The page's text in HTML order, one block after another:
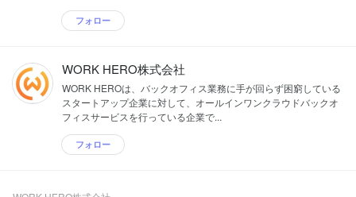
フォロー
WORK HERO株式会社
WORK HEROは、バックオフィス業務に手が回らず困窮している
スタートアップ企業に対して、オールインワンクラウドバックオ
フィスサービスを行っている企業で...
フォロー